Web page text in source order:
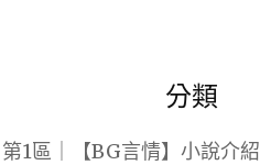
分類
第1區｜【BG言情】小說介紹